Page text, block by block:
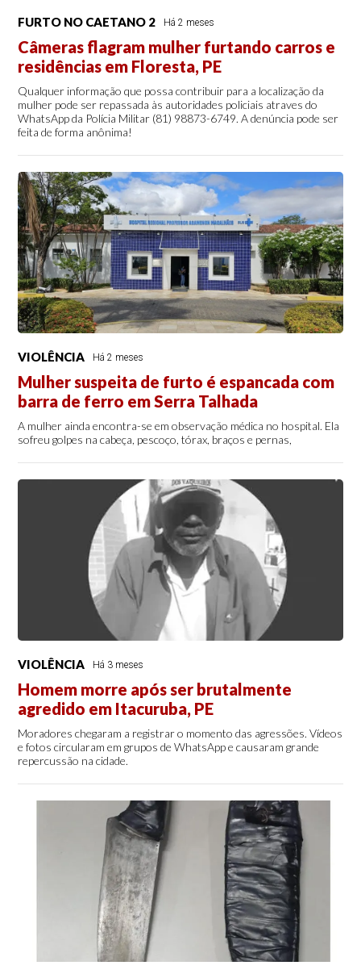
FURTO NO CAETANO 2 Há 2 meses
Câmeras flagram mulher furtando carros e
residências em Floresta, PE
Qualquer informação que possa contribuir para a localização da
mulher pode ser repassada às autoridades policiais atraves do
WhatsApp da Polícia Militar (81) 98873-6749. A denúncia pode ser
feita de forma anônima!
VIOLÊNCIA Há 2 meses
Mulher suspeita de furto é espancada com
barra de ferro em Serra Talhada
A mulher ainda encontra-se em observação médica no hospital. Ela
sofreu golpes na cabeça, pescoço, tórax, braços e pernas,
VIOLÊNCIA Há 3 meses
Homem morre após ser brutalmente
agredido em Itacuruba, PE
Moradores chegaram a registrar o momento das agressões. Vídeos
e fotos circularam em grupos de WhatsApp e causaram grande
repercussão na cidade.